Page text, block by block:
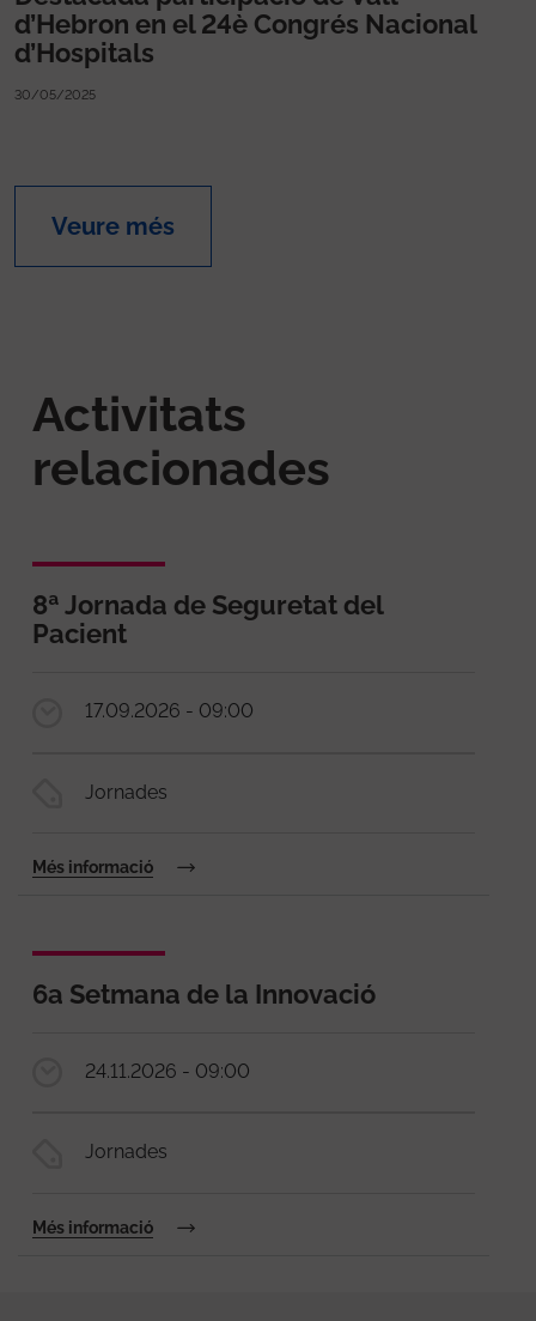
d’Hebron en el 24è Congrés Nacional
d’Hospitals
30/05/2025
Veure més
Activitats
relacionades
8ª Jornada de Seguretat del
Pacient
17.09.2026 - 09:00
Jornades
Més informació
6a Setmana de la Innovació
24.11.2026 - 09:00
Jornades
Més informació